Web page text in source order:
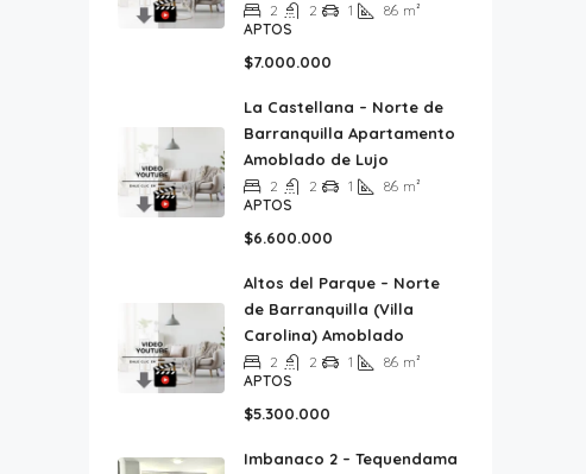
2 2 1 86 m²
APTOS
$7.000.000
La Castellana – Norte de
Barranquilla Apartamento
Amoblado de Lujo
2 2 1 86 m²
APTOS
$6.600.000
Altos del Parque – Norte
de Barranquilla (Villa
Carolina) Amoblado
2 2 1 86 m²
APTOS
$5.300.000
Imbanaco 2 – Tequendama